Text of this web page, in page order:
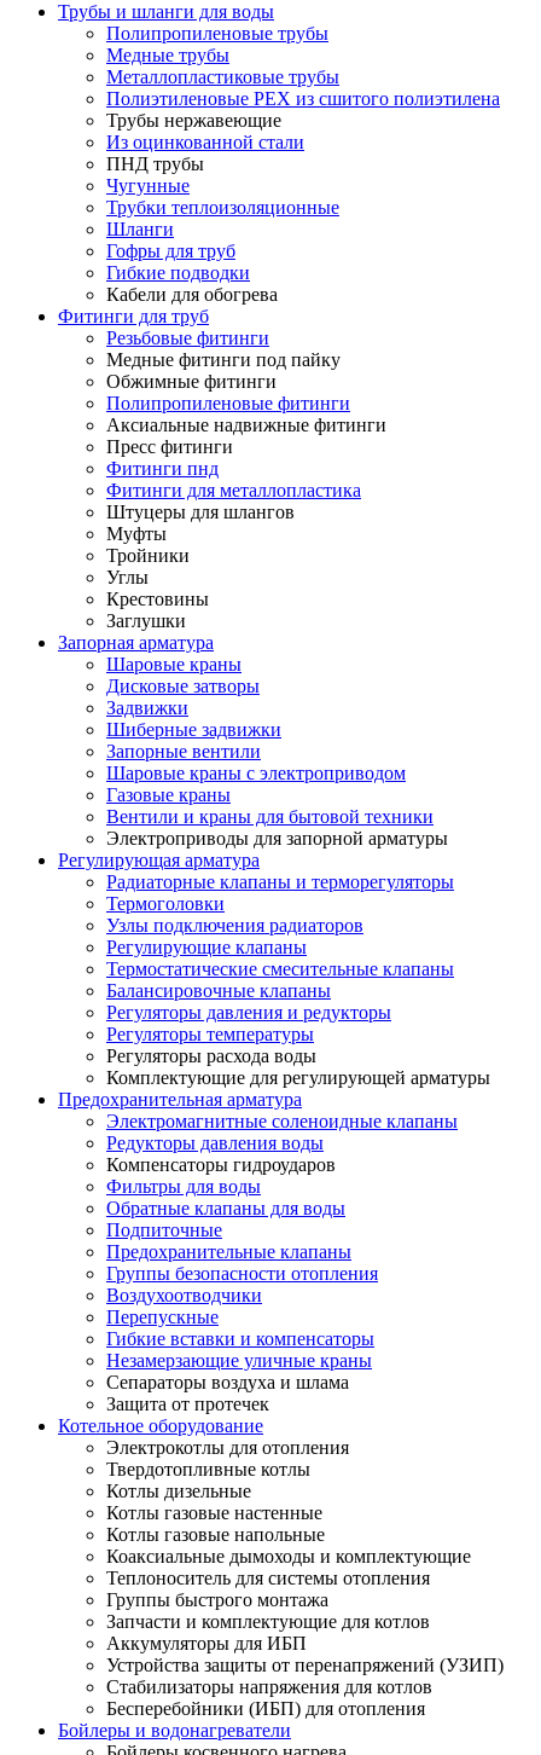
Трубы и шланги для воды
Полипропиленовые трубы
Медные трубы
Металлопластиковые трубы
Полиэтиленовые PEX из сшитого полиэтилена
Трубы нержавеющие
Из оцинкованной стали
ПНД трубы
Чугунные
Трубки теплоизоляционные
Шланги
Гофры для труб
Гибкие подводки
Кабели для обогрева
Фитинги для труб
Резьбовые фитинги
Медные фитинги под пайку
Обжимные фитинги
Полипропиленовые фитинги
Аксиальные надвижные фитинги
Пресс фитинги
Фитинги пнд
Фитинги для металлопластика
Штуцеры для шлангов
Муфты
Тройники
Углы
Крестовины
Заглушки
Запорная арматура
Шаровые краны
Дисковые затворы
Задвижки
Шиберные задвижки
Запорные вентили
Шаровые краны с электроприводом
Газовые краны
Вентили и краны для бытовой техники
Электроприводы для запорной арматуры
Регулирующая арматура
Радиаторные клапаны и терморегуляторы
Термоголовки
Узлы подключения радиаторов
Регулирующие клапаны
Термостатические смесительные клапаны
Балансировочные клапаны
Регуляторы давления и редукторы
Регуляторы температуры
Регуляторы расхода воды
Комплектующие для регулирующей арматуры
Предохранительная арматура
Электромагнитные соленоидные клапаны
Редукторы давления воды
Компенсаторы гидроударов
Фильтры для воды
Обратные клапаны для воды
Подпиточные
Предохранительные клапаны
Группы безопасности отопления
Воздухоотводчики
Перепускные
Гибкие вставки и компенсаторы
Незамерзающие уличные краны
Сепараторы воздуха и шлама
Защита от протечек
Котельное оборудование
Электрокотлы для отопления
Твердотопливные котлы
Котлы дизельные
Котлы газовые настенные
Котлы газовые напольные
Коаксиальные дымоходы и комплектующие
Теплоноситель для системы отопления
Группы быстрого монтажа
Запчасти и комплектующие для котлов
Аккумуляторы для ИБП
Устройства защиты от перенапряжений (УЗИП)
Стабилизаторы напряжения для котлов
Бесперебойники (ИБП) для отопления
Бойлеры и водонагреватели